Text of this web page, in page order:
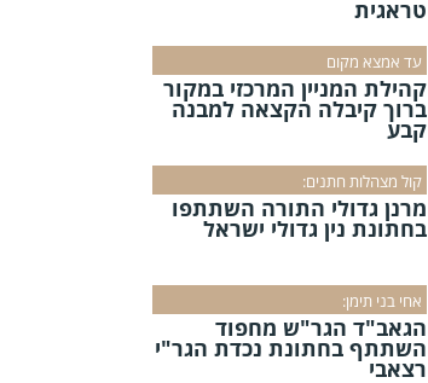
טראגית
עד אמצא מקום
קהילת המניין המרכזי במקור
ברוך קיבלה הקצאה למבנה
קבע
קול מצהלות חתנים:
מרנן גדולי התורה השתתפו
בחתונת נין גדולי ישראל
אחי בני תימן:
הגאב"ד הגר"ש מחפוד
השתתף בחתונת נכדת הגר"י
רצאבי